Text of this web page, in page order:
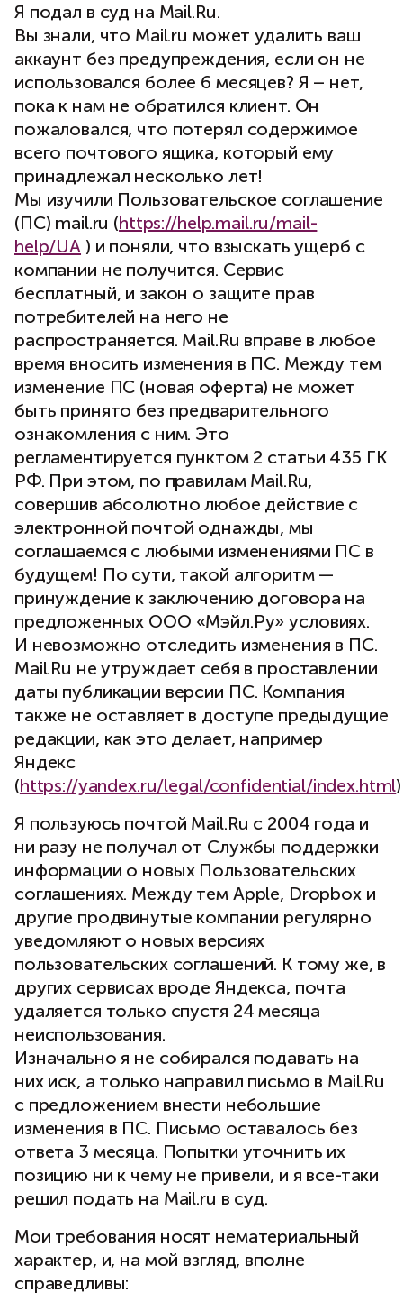
Я подал в суд на Mail.Ru.
Вы знали, что Mail.ru может удалить ваш
аккаунт без предупреждения, если он не
использовался более 6 месяцев? Я – нет,
пока к нам не обратился клиент. Он
пожаловался, что потерял содержимое
всего почтового ящика, который ему
принадлежал несколько лет!
Мы изучили Пользовательское соглашение
(ПС) mail.ru (https://help.mail.ru/mail-
help/UA ) и поняли, что взыскать ущерб с
компании не получится. Сервис
бесплатный, и закон о защите прав
потребителей на него не
распространяется. Mail.Ru вправе в любое
время вносить изменения в ПС. Между тем
изменение ПС (новая оферта) не может
быть принято без предварительного
ознакомления с ним. Это
регламентируется пунктом 2 статьи 435 ГК
РФ. При этом, по правилам Mail.Ru,
совершив абсолютно любое действие с
электронной почтой однажды, мы
соглашаемся с любыми изменениями ПС в
будущем! По сути, такой алгоритм —
принуждение к заключению договора на
предложенных ООО «Мэйл.Ру» условиях.
И невозможно отследить изменения в ПС.
Mail.Ru не утруждает себя в проставлении
даты публикации версии ПС. Компания
также не оставляет в доступе предыдущие
редакции, как это делает, например
Яндекс
(https://yandex.ru/legal/confidential/index.html)
Я пользуюсь почтой Mail.Ru с 2004 года и
ни разу не получал от Службы поддержки
информации о новых Пользовательских
соглашениях. Между тем Apple, Dropbox и
другие продвинутые компании регулярно
уведомляют о новых версиях
пользовательских соглашений. К тому же, в
других сервисах вроде Яндекса, почта
удаляется только спустя 24 месяца
неиспользования.
Изначально я не собирался подавать на
них иск, а только направил письмо в Mail.Ru
с предложением внести небольшие
изменения в ПС. Письмо оставалось без
ответа 3 месяца. Попытки уточнить их
позицию ни к чему не привели, и я все-таки
решил подать на Mail.ru в суд.
Мои требования носят нематериальный
характер, и, на мой взгляд, вполне
справедливы: